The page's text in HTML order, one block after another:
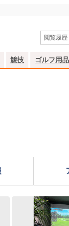
閲覧履歴
競技 ゴルフ用品